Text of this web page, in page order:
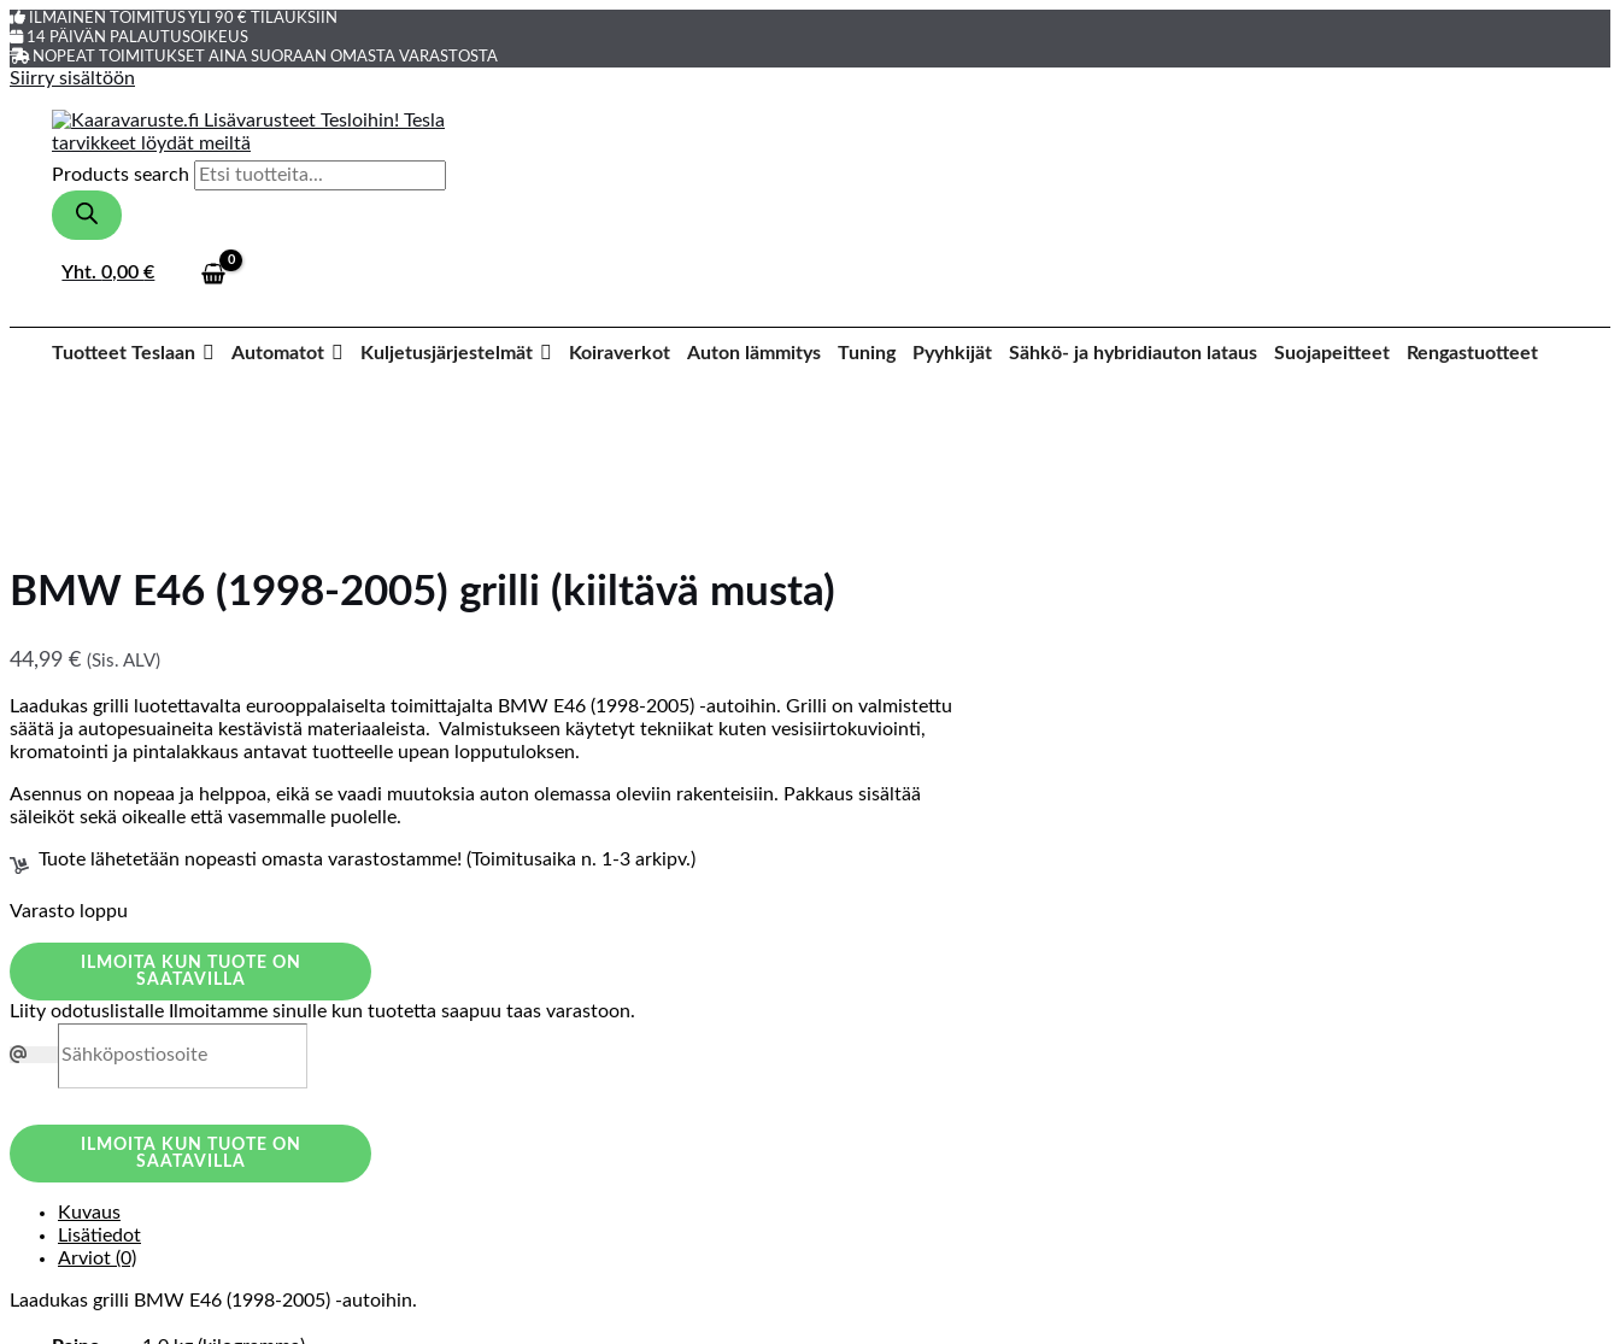
ILMAINEN TOIMITUS YLI 90 € TILAUKSIIN
14 PÄIVÄN PALAUTUSOIKEUS
NOPEAT TOIMITUKSET AINA SUORAAN OMASTA VARASTOSTA
Siirry sisältöön
Products search
Yht.0,00€
Tuotteet Teslaan Automatot Kuljetusjärjestelmät Koiraverkot Auton lämmitys Tuning Pyyhkijät Sähkö- ja hybridiauton lataus Suojapeitteet Rengastuotteet
BMW E46 (1998-2005) grilli (kiiltävä musta)
44,99 € (Sis. ALV)
Laadukas grilli luotettavalta eurooppalaiselta toimittajalta BMW E46 (1998-2005) -autoihin. Grilli on valmistettu
säätä ja autopesuaineita kestävistä materiaaleista. Valmistukseen käytetyt tekniikat kuten vesisiirtokuviointi,
kromatointi ja pintalakkaus antavat tuotteelle upean lopputuloksen.
Asennus on nopeaa ja helppoa, eikä se vaadi muutoksia auton olemassa oleviin rakenteisiin. Pakkaus sisältää
säleiköt sekä oikealle että vasemmalle puolelle.
Tuote lähetetään nopeasti omasta varastostamme! (Toimitusaika n. 1-3 arkipv.)
Varasto loppu
ILMOITA KUN TUOTE ON
SAATAVILLA
Liity odotuslistalle Ilmoitamme sinulle kun tuotetta saapuu taas varastoon.
ILMOITA KUN TUOTE ON
SAATAVILLA
Kuvaus
Lisätiedot
Arviot (0)
Laadukas grilli BMW E46 (1998-2005) -autoihin.